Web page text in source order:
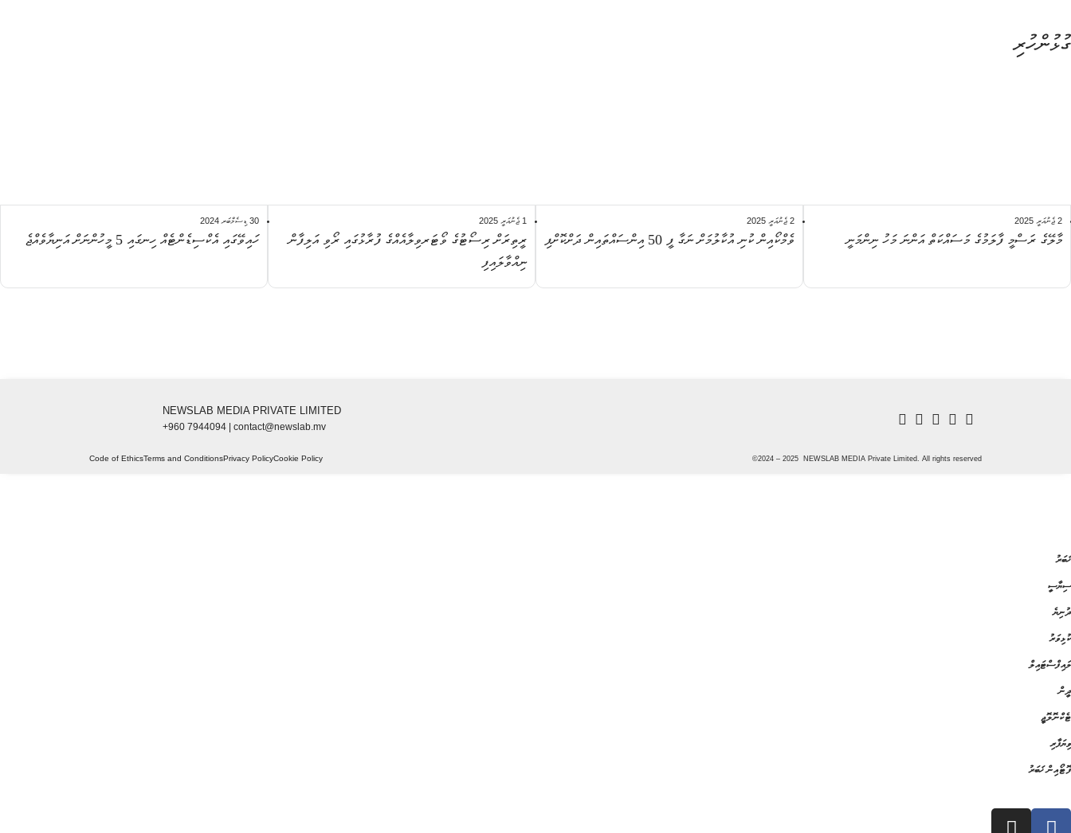
ގުޅުންހުރި
2 ޖެނުއަރީ 2025
މާލޭގެ ރަސްމީ ފާލަމުގެ މަސައްކަތް އަންނަ މަހު ނިންމަނީ
2 ޖެނުއަރީ 2025
ވެމްކޯއިން ކުނި އުކާލުމަށް ނަގާ ފީ 50 އިންސައްތައިން ދަށްކޮށްފި
1 ޖެނުއަރީ 2025
ރީތިރަށް ރިސޯޓުގެ ވޯޓަރވިލާއެއްގެ ފުރާޅުގައި ރޯވި އަލިފާން
ނިއްވާލައިފި
30 ޑިސެމްބަރ 2024
ހައިވޭގައި އެކްސިޑެންޓެއް ހިނގައި 5 މީހުންނަށް އަނިޔާވެއްޖެ
NEWSLAB MEDIA PRIVATE LIMITED
+960 7944094 | contact@newslab.mv
Cookie Policy
Privacy Policy
Terms and Conditions
Code of Ethics ©2024 – 2025 NEWSLAB MEDIA Private Limited. All rights reserved
ޚަބަރު
ސިޔާސީ
ދުނިޔެ
ކުޅިވަރު
ލައިފްސްޓައިލް
ދީން
ޓެކްނޮލޮޖީ
ވިޔަފާރި
ފޮޓޯއިން ޚަބަރު